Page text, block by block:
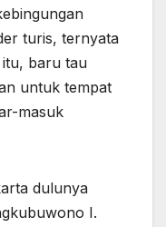
turis, ternyata
itu, baru tau
untuk tempat
masuk
dulunya
I.